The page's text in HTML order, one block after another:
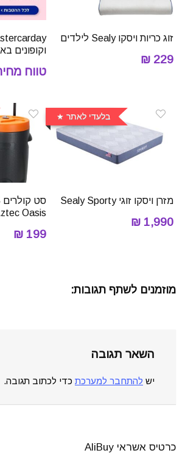
זוג כריות ויסקו Sealy לילדים
229 ₪
וקופונים
טווח
בלעדי לאתר
מזרן ויסקו זוגי Sealy Sporty
1,990 ₪
Oasis
199 ₪
מוזמנים לשתף תגובות:
השאר תגובה
יש להתחבר למערכת כדי לכתוב תגובה.
כרטיס אשראי AliBuy